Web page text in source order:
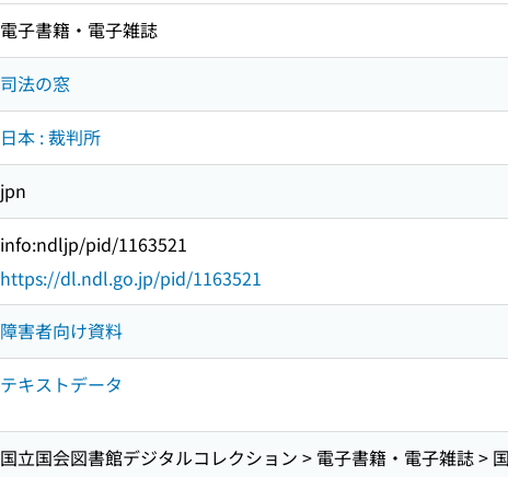
電子書籍・電子雑誌
司法の窓
日本 : 裁判所
jpn
info:ndljp/pid/1163521
https://dl.ndl.go.jp/pid/1163521
障害者向け資料
テキストデータ
国立国会図書館デジタルコレクション > 電子書籍・電子雑誌 >